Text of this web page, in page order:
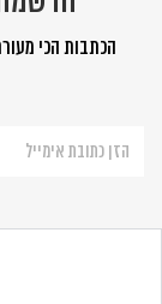
הכתבות הכי
לניוזלטר
החיים